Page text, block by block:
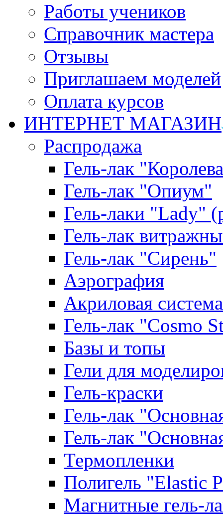
Работы учеников
Справочник мастера
Отзывы
Приглашаем моделей
Оплата курсов
ИНТЕРНЕТ МАГАЗИН
Распродажа
Гель-лак
Гель-лак "Опиум"
Гель-лаки "Lady"
Гель-лак
Гель-лак "Сирень"
Аэрография
Акриловая система
Гель-лак "Cosmo
Базы и топы
Гели для
Гель-краски
Гель-лак
Гель-лак
Термопленки
Полигель "Elastic
Магнитные гель-